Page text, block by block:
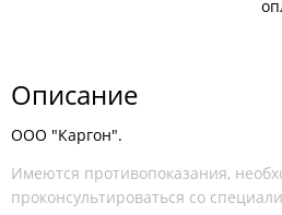
Описание
ООО "Каргон".
Имеются противопоказания,
проконсультироваться со